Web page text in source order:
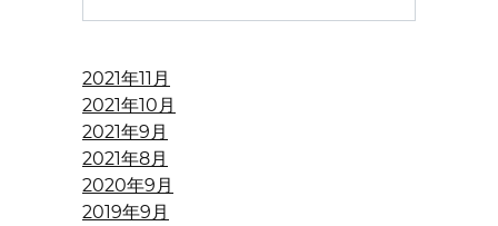
2021年11月
2021年10月
2021年9月
2021年8月
2020年9月
2019年9月